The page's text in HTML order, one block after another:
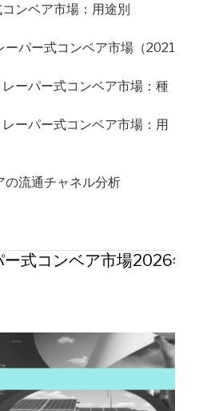
ンベア市場：用途別
ーパー式コンベア市場（2021
ーパー式コンベア市場：種
ーパー式コンベア市場：用
の流通チャネル分析
式コンベア市場2026年